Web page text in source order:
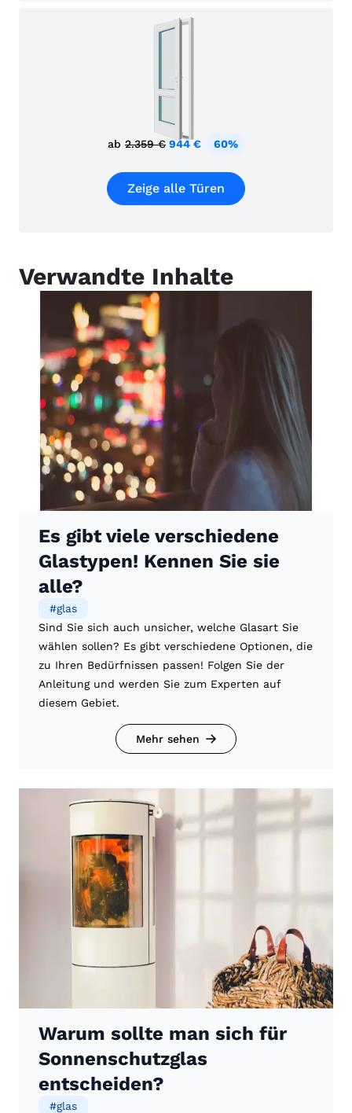
ab 2.359 € 944 € 60%
Zeige alle Türen
Verwandte Inhalte
Es gibt viele verschiedene
Glastypen! Kennen Sie sie
alle?
#glas
Sind Sie sich auch unsicher, welche Glasart Sie
wählen sollen? Es gibt verschiedene Optionen, die
zu Ihren Bedürfnissen passen! Folgen Sie der
Anleitung und werden Sie zum Experten auf
diesem Gebiet.
Mehr sehen
Warum sollte man sich für
Sonnenschutzglas
entscheiden?
#glas